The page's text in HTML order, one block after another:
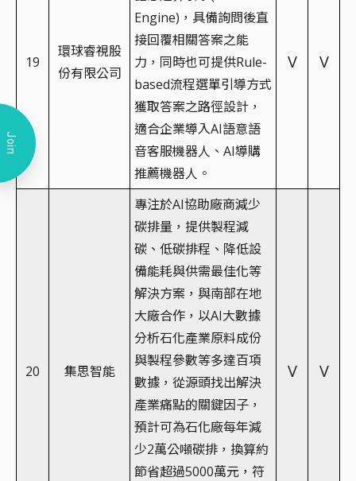
Join
19
環球睿視股
份有限公司
Engine)，具備詢問後直
接回覆相關答案之能
力，同時也可提供Rule-
based流程選單引導方式
獲取答案之路徑設計，
適合企業導入AI語意語
音客服機器人、AI導購
推薦機器人。
V V
20 集思智能
專注於AI協助廠商減少
碳排量，提供製程減
碳、低碳排程、降低設
備能耗與供需最佳化等
解決方案，與南部在地
大廠合作，以AI大數據
分析石化產業原料成份
與製程參數等多達百項
數據，從源頭找出解決
產業痛點的關鍵因子，
預計可為石化廠每年減
少2萬公噸碳排，換算約
節省超過5000萬元，符
V V